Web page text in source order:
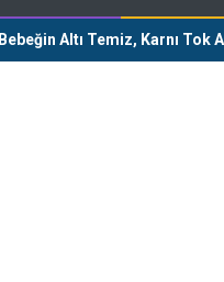
Bebeğin Altı Temiz, Karnı Tok